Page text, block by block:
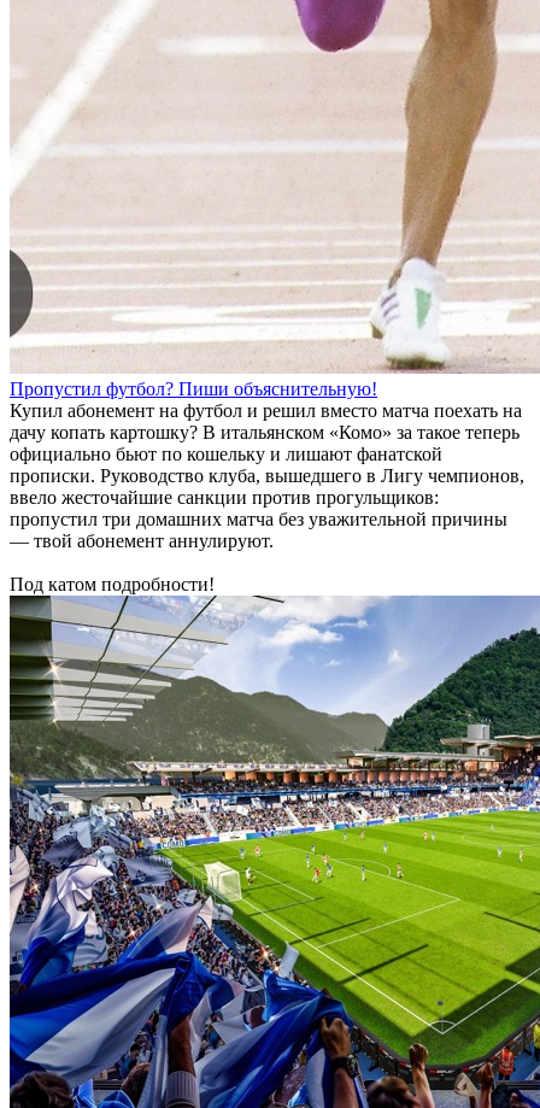
Пропустил футбол? Пиши объяснительную!
Купил абонемент на футбол и решил вместо матча поехать на
дачу копать картошку? В итальянском «Комо» за такое теперь
официально бьют по кошельку и лишают фанатской
прописки. Руководство клуба, вышедшего в Лигу чемпионов,
ввело жесточайшие санкции против прогульщиков:
пропустил три домашних матча без уважительной причины
— твой абонемент аннулируют.
Под катом подробности!